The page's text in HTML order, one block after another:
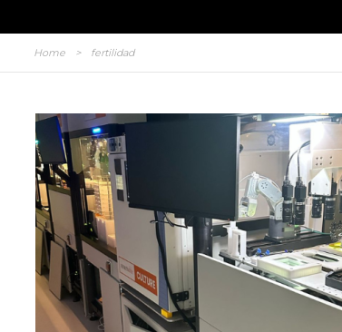
Home > fertilidad